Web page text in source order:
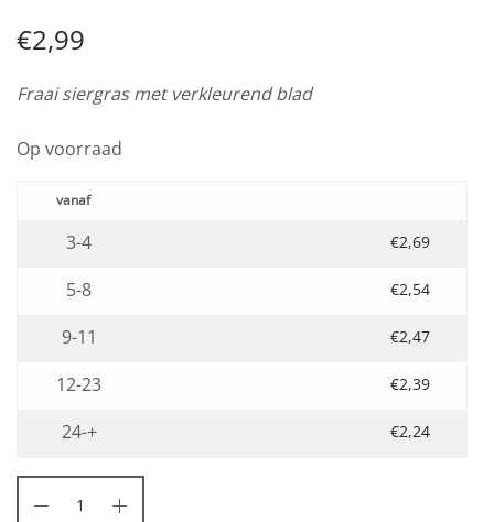
€2,99
Fraai siergras met verkleurend blad
Op voorraad
3-4 €2,69
5-8 €2,54
9-11 €2,47
12-23 €2,39
24-+ €2,24